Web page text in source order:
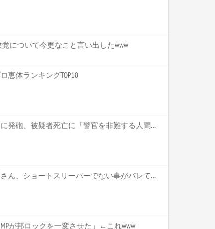
について今更なこと言い出したwww
恵体ランキングTOP10
倉田真由美氏、警察官が刃物男に発砲、被疑者死亡に「警官を非難する人間は、...
【悲報】ショートスリーパー堀さん、ショートスリーパーでない事がバレてしまうｗｗｗｗｗｗｗｗｗｗ
が邦ロックを一変させた」←これwww